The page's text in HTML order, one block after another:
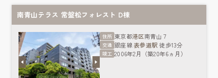
南青山テラス 常盤松フォレスト D棟
住所 東京都港区南青山７
交通 銀座線表参道駅 徒歩13分
竣工 2006年2月（築20年6ヵ月）